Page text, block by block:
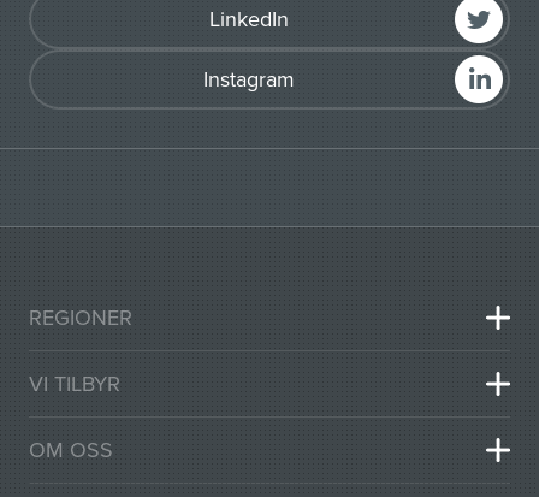
LinkedIn
Instagram
REGIONER
VI TILBYR
OM OSS